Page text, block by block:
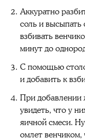
Аккуратно
соль и
взбивать
минут до
С помощью
и добавить к
При добавлении
увидеть, что у
яичной смеси.
омлет